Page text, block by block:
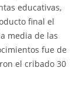
educativas,
final el
media de las
fue de
el cribado 30